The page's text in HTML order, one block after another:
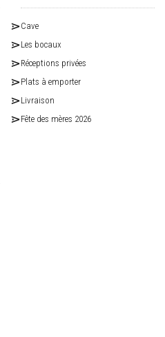
Cave
Les bocaux
Réceptions privées
Plats à emporter
Livraison
Fête des mères 2026